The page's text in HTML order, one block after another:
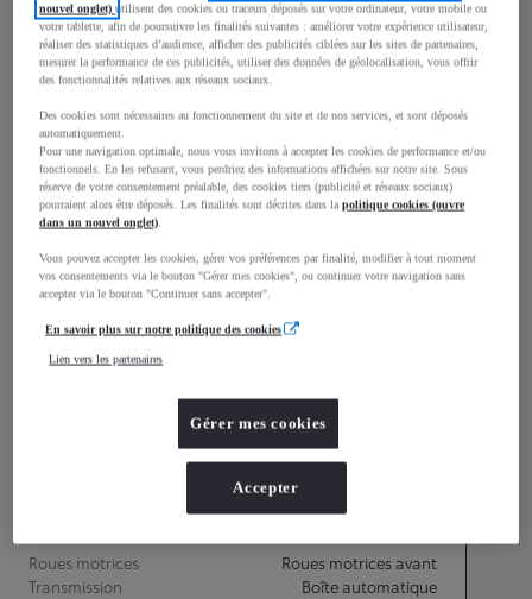
Largeur
1 765mm
Consommation mixte
Accélération 0-100km/h
11,2
Roues motrices
Roues motrices avant
Transmission
Boîte automatique
nouvel onglet)utilisent des cookies ou traceurs déposés sur votre ordinateur, votre mobile ou
votre tablette, afin de poursuivre les finalités suivantes : améliorer votre expérience utilisateur,
réaliser des statistiques d’audience, afficher des publicités ciblées sur les sites de partenaires,
mesurer la performance de ces publicités, utiliser des données de géolocalisation, vous offrir
des fonctionnalités relatives aux réseaux sociaux.
Des cookies sont nécessaires au fonctionnement du site et de nos services, et sont déposés
automatiquement.
Pour une navigation optimale, nous vous invitons à accepter les cookies de performance et/ou
fonctionnels. En les refusant, vous perdriez des informations affichées sur notre site. Sous
réserve de votre consentement préalable, des cookies tiers (publicité et réseaux sociaux)
pourraient alors être déposés. Les finalités sont décrites dans lapolitique cookies (ouvre
dans un nouvel onglet).
Vous pouvez accepter les cookies, gérer vos préférences par finalité, modifier à tout moment
vos consentements via le bouton "Gérer mes cookies", ou continuer votre navigation sans
accepter via le bouton "Continuer sans accepter".
En savoir plus sur notre politique des cookies
Lien vers les partenaires
Gérer mes cookies
Accepter